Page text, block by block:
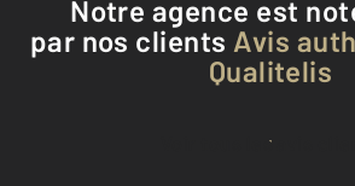
Notre agence est
par nos clients Avis
Qualitelis
Voir tous les avis